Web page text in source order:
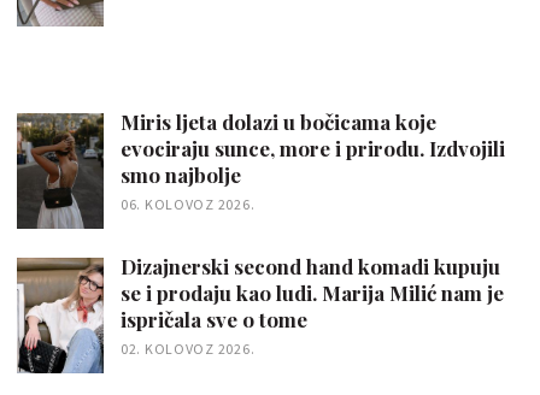
Miris ljeta dolazi u bočicama koje
evociraju sunce, more i prirodu. Izdvojili
smo najbolje
06. KOLOVOZ 2026.
Dizajnerski second hand komadi kupuju
se i prodaju kao ludi. Marija Milić nam je
ispričala sve o tome
02. KOLOVOZ 2026.